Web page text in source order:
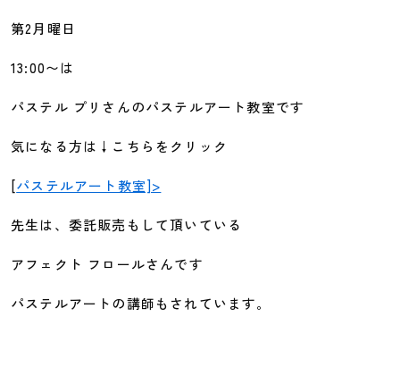
第2月曜日
13:00〜は
パステル プリさんのパステルアート教室です
気になる方は↓こちらをクリック
[パステルアート教室]>
先生は、委託販売もして頂いている
アフェクト フロールさんです
パステルアートの講師もされています。